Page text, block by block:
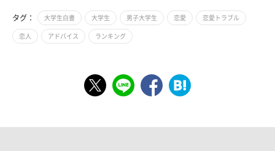
タグ： 大学生白書 大学生 男子大学生 恋愛 恋愛トラブル
恋人 アドバイス ランキング